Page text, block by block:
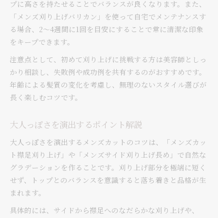
プに高さを持たせることでバランスが良くなります。また、
「メンズ刈り上げバリカン」を使って自宅でメンテナンスす
る場合、2〜4週間に1回を目安にすることで常に清潔な印象
をキープできます。
注意点として、初めて刈り上げに挑戦する方は美容師としっ
かり相談し、失敗例や成功例を共有するのがおすすめです。
年齢による髪質の変化を考慮し、無理のないスタイル選びが
長く楽しむコツです。
大人っぽさを演出するポイント解説
大人っぽさを演出するメンズカットのコツは、「メンズカッ
ト襟足刈り上げ」や「メンズサイド刈り上げ長め」で自然な
グラデーションを作ることです。刈り上げ部分を極端に短く
せず、トップとのバランスを意識すると落ち着きと品格が生
まれます。
具体的には、サイドから襟足へのなだらかな刈り上げや、